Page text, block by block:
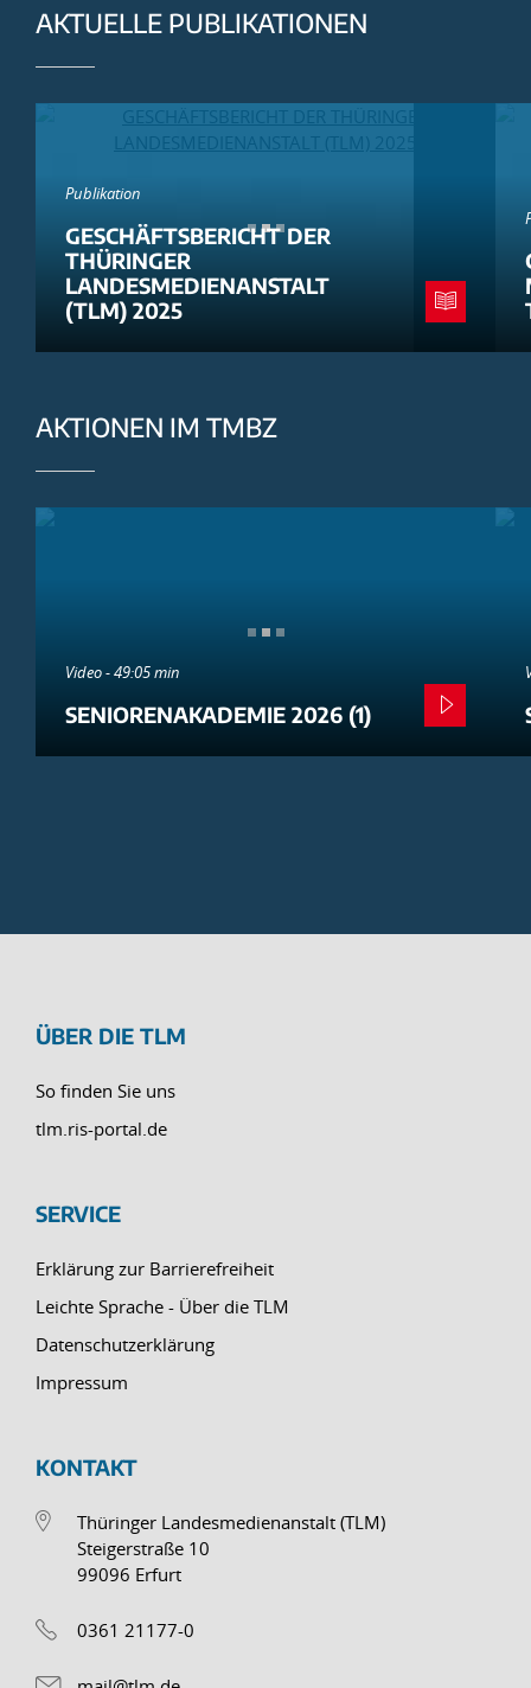
AKTUELLE PUBLIKATIONEN
Publikation
GESCHÄFTSBERICHT DER
THÜRINGER
LANDESMEDIENANSTALT
(TLM) 2025
AKTIONEN IM TMBZ
Video - 49:05 min
SENIORENAKADEMIE 2026 (1)
ÜBER DIE TLM
So finden Sie uns
tlm.ris-portal.de
SERVICE
Erklärung zur Barrierefreiheit
Leichte Sprache - Über die TLM
Datenschutzerklärung
Impressum
KONTAKT
Thüringer Landesmedienanstalt (TLM)
Steigerstraße 10
99096 Erfurt
0361 21177-0